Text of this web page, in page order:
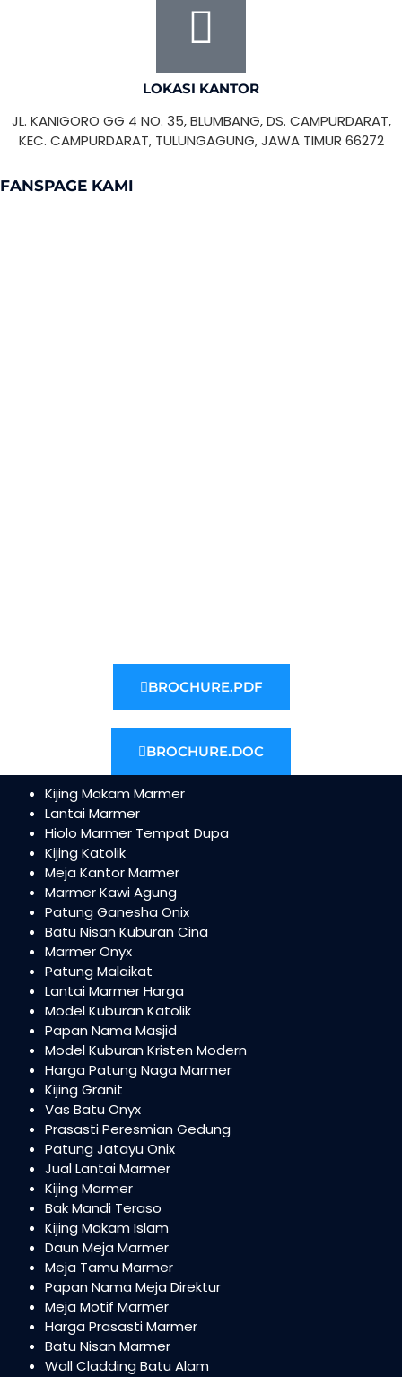
LOKASI KANTOR
JL. KANIGORO GG 4 NO. 35, BLUMBANG, DS. CAMPURDARAT,
KEC. CAMPURDARAT, TULUNGAGUNG, JAWA TIMUR 66272
FANSPAGE KAMI
BROCHURE.PDF
BROCHURE.DOC
Kijing Makam Marmer
Lantai Marmer
Hiolo Marmer Tempat Dupa
Kijing Katolik
Meja Kantor Marmer
Marmer Kawi Agung
Patung Ganesha Onix
Batu Nisan Kuburan Cina
Marmer Onyx
Patung Malaikat
Lantai Marmer Harga
Model Kuburan Katolik
Papan Nama Masjid
Model Kuburan Kristen Modern
Harga Patung Naga Marmer
Kijing Granit
Vas Batu Onyx
Prasasti Peresmian Gedung
Patung Jatayu Onix
Jual Lantai Marmer
Kijing Marmer
Bak Mandi Teraso
Kijing Makam Islam
Daun Meja Marmer
Meja Tamu Marmer
Papan Nama Meja Direktur
Meja Motif Marmer
Harga Prasasti Marmer
Batu Nisan Marmer
Wall Cladding Batu Alam